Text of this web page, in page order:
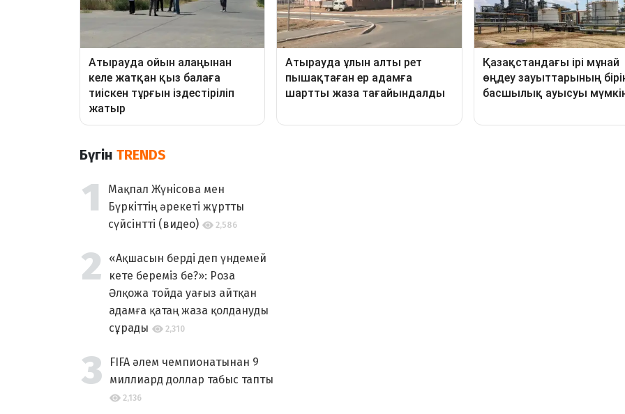
Бүгін TRENDS
Мақпал Жүнісова мен
Бүркіттің әрекеті жұртты
сүйсінтті (видео)
2,586
«Ақшасын берді деп үндемей
кете береміз бе?»: Роза
Әлқожа тойда уағыз айтқан
адамға қатаң жаза қолдануды
сұрады
2,310
FIFA әлем чемпионатынан 9
миллиард доллар табыс тапты
2,136